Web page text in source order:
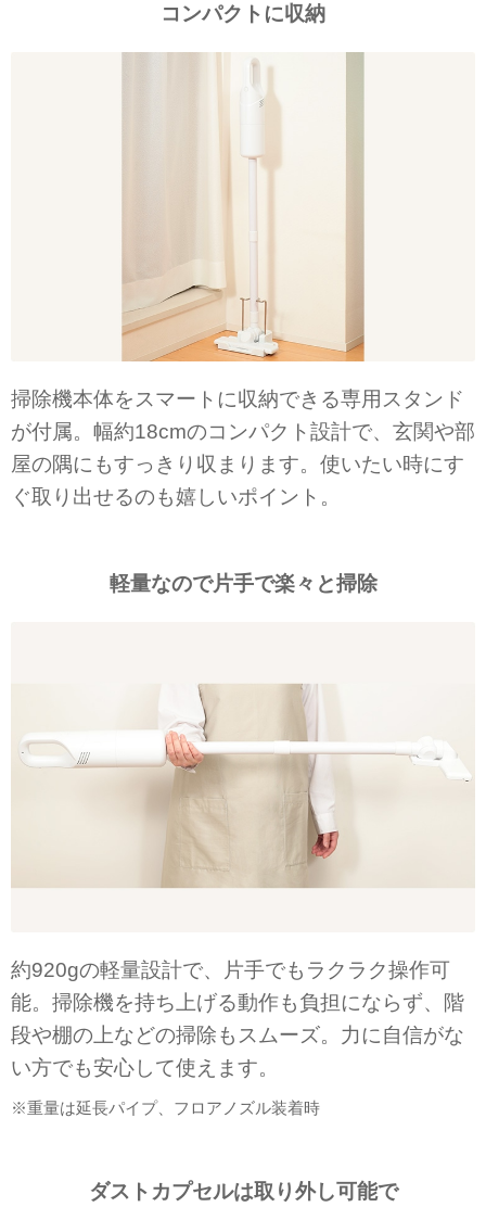
コンパクトに収納
掃除機本体をスマートに収納できる専用スタンド
が付属。幅約18cmのコンパクト設計で、玄関や部
屋の隅にもすっきり収まります。使いたい時にす
ぐ取り出せるのも嬉しいポイント。
軽量なので片手で楽々と掃除
約920gの軽量設計で、片手でもラクラク操作可
能。掃除機を持ち上げる動作も負担にならず、階
段や棚の上などの掃除もスムーズ。力に自信がな
い方でも安心して使えます。
※重量は延長パイプ、フロアノズル装着時
ダストカプセルは取り外し可能で